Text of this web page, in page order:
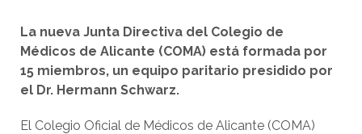
La nueva Junta Directiva del Colegio de
Médicos de Alicante (COMA) está formada por
15 miembros, un equipo paritario presidido por
el Dr. Hermann Schwarz.
El Colegio Oficial de Médicos de Alicante (COMA)